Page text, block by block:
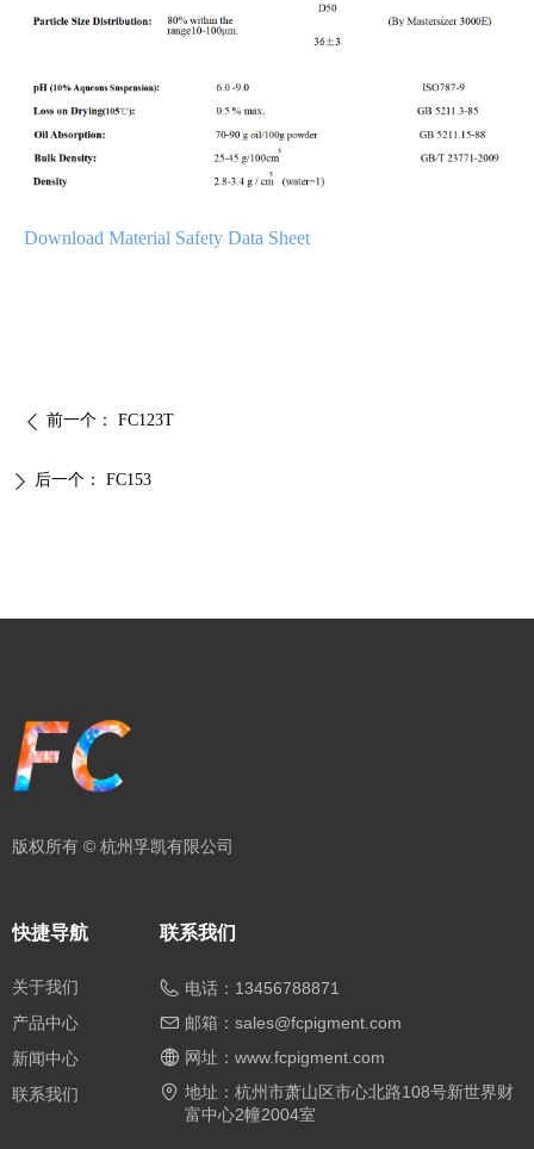
ꄴ 前一个： FC123T
Download Material Safety Data Sheet
ꄲ 后一个： FC153
联系我们
电话： 13456788871
邮箱： sales@fcpigment.com
网址： www.fcpigment.com
地址： 杭州市萧山区市心北路108号新世界财
富中心2幢2004室
快捷导航
关于我们
产品中心
新闻中心
联系我们
版权所有 © 杭州孚凯有限公司